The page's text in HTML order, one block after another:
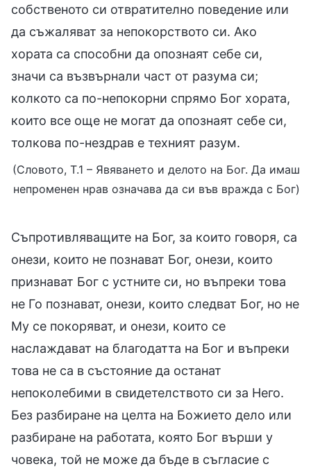
собственото си отвратително поведение или
да съжаляват за непокорството си. Ако
хората са способни да опознаят себе си,
значи са възвърнали част от разума си;
колкото са по-непокорни спрямо Бог хората,
които все още не могат да опознаят себе си,
толкова по-нездрав е техният разум.
(Словото, Т.1 – Явяването и делото на Бог. Да имаш
непроменен нрав означава да си във вражда с Бог)
Съпротивляващите на Бог, за които говоря, са
онези, които не познават Бог, онези, които
признават Бог с устните си, но въпреки това
не Го познават, онези, които следват Бог, но не
Му се покоряват, и онези, които се
наслаждават на благодатта на Бог и въпреки
това не са в състояние да останат
непоколебими в свидетелството си за Него.
Без разбиране на целта на Божието дело или
разбиране на работата, която Бог върши у
човека, той не може да бъде в съгласие с